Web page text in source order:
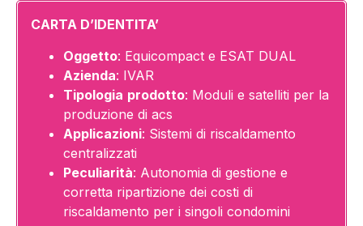
CARTA D’IDENTITA’
Oggetto: Equicompact e ESAT DUAL
Azienda: IVAR
Tipologia prodotto: Moduli e satelliti per la
produzione di acs
Applicazioni: Sistemi di riscaldamento
centralizzati
Peculiarità: Autonomia di gestione e
corretta ripartizione dei costi di
riscaldamento per i singoli condomini